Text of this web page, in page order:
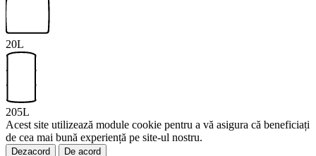
20L
205L
Acest site utilizează module cookie pentru a vă asigura că beneficiați
de cea mai bună experiență pe site-ul nostru.
Dezacord De acord